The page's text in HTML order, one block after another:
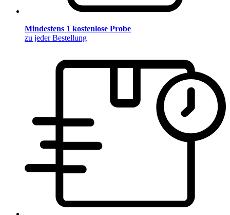
Mindestens 1 kostenlose Probe
zu jeder Bestellung